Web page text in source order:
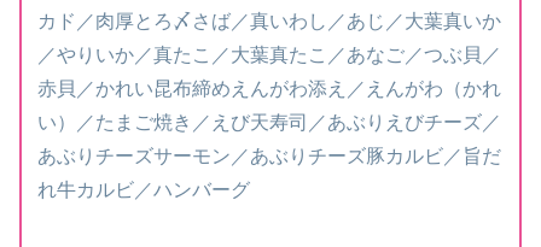
カド／肉厚とろ〆さば／真いわし／あじ／大葉真いか
／やりいか／真たこ／大葉真たこ／あなご／つぶ貝／
赤貝／かれい昆布締めえんがわ添え／えんがわ（かれ
い）／たまご焼き／えび天寿司／あぶりえびチーズ／
あぶりチーズサーモン／あぶりチーズ豚カルビ／旨だ
れ牛カルビ／ハンバーグ